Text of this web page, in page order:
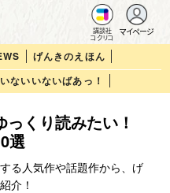
講談社
コクリコ
マイページ
げんきのえほん
いないいないばあっ！
っくり読みたい！
選
る人気作や話題作から、げ
介！